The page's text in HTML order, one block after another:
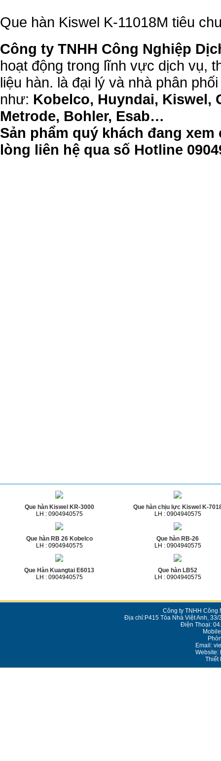
Que hàn Kiswel K-11018M tiêu
Công ty TNHH Công Nghiệp
hoạt động trong lĩnh vực dịch vụ,
liệu hàn. là đại lý và nhà phân
như: Kobelco, Huyndai, Kiswel,
Metrode, Bohler, Esab…
Sản phẩm quý khách đang
lòng liên hệ qua số Hotline
Que hàn Kiswel KR-3000
LH : 0904940575
Que hàn chịu lực Kiswel K-
LH : 0904940575
Que hàn RB 26 Kobelco
LH : 0904940575
Que hàn RB-26
LH : 0904940575
Que Hàn Kuangtai E6013
LH : 0904940575
Que hàn LB52
LH : 0904940575
Công ty TNHH Công
Địa chỉ:P415 Tòa Nhà Việt Anh,
Điện Thoại:
Email:
Website:
Thiết